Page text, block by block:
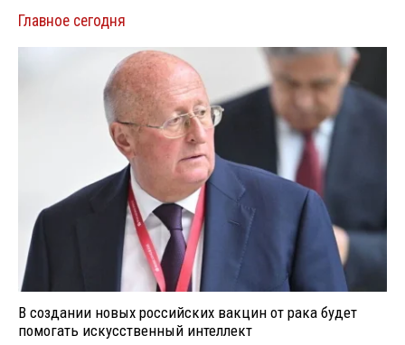
Главное сегодня
В создании новых российских вакцин от рака будет
помогать искусственный интеллект